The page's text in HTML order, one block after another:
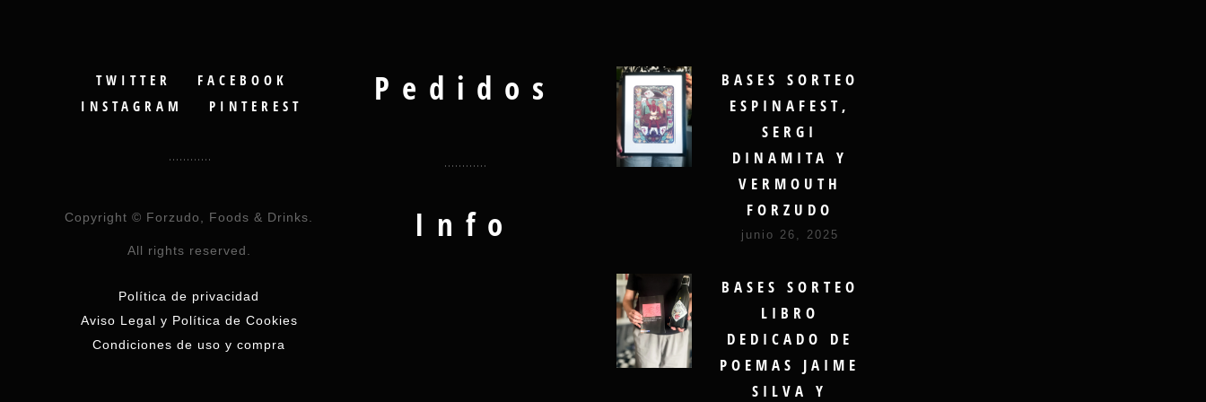
TWITTER
FACEBOOK
INSTAGRAM
PINTEREST
Copyright © Forzudo, Foods & Drinks.
All rights reserved.
Política de privacidad
Aviso Legal y Política de Cookies
Condiciones de uso y compra
Pedidos
Info
BASES SORTEO
ESPINAFEST,
SERGI
DINAMITA Y
VERMOUTH
FORZUDO
junio 26, 2025
BASES SORTEO
LIBRO
DEDICADO DE
POEMAS JAIME
SILVA Y